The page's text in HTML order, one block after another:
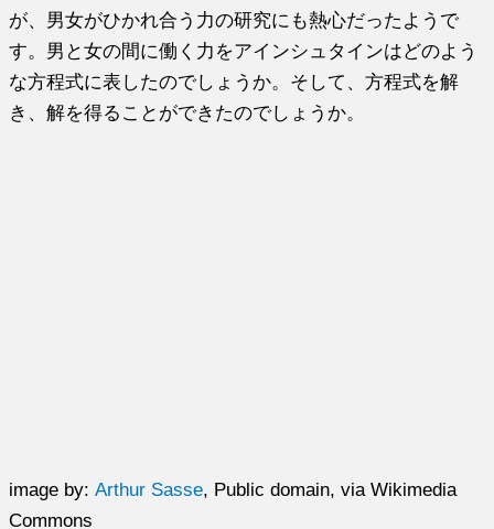
が、男女がひかれ合う力の研究にも熱心だったようで
す。男と女の間に働く力 をアインシュタインはどのよう
な方程式に表したのでしょうか。 そして、方程式を解
き、解を得ることができたのでしょうか。
image by:Arthur Sasse, Public domain, via Wikimedia
Commons